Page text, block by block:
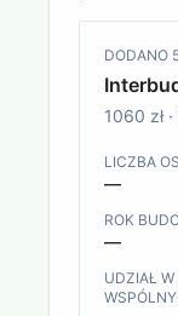
DODANO
1060 zł·
LICZBA
—
ROK
—
UDZIAŁ